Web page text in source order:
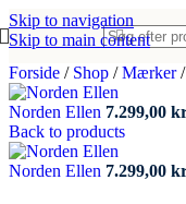
Skip to navigation
Skip to main content
Forside / Shop / Mærker/
Norden Ellen 7.299,00
Back to products
Norden Ellen 7.299,00